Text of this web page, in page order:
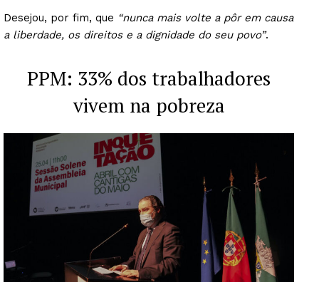
Desejou, por fim, que “nunca mais volte a pôr em causa
a liberdade, os direitos e a dignidade do seu povo”.
PPM: 33% dos trabalhadores
vivem na pobreza